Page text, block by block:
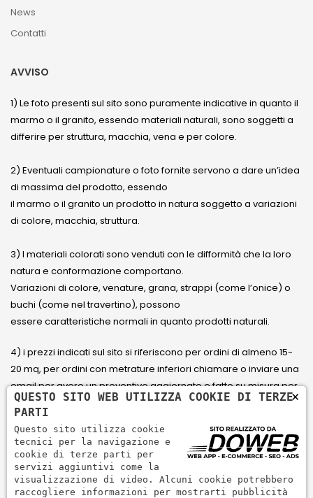
News
Contatti
AVVISO
1) Le foto presenti sul sito sono puramente indicative in quanto il
marmo o il granito, essendo materiali naturali, sono soggetti a
differire per struttura, macchia, vena e per colore.
2) Eventuali campionature o foto fornite servono a dare un’idea
di massima del prodotto, essendo
il marmo o il granito un prodotto in natura soggetto a variazioni
di colore, macchia, struttura.
3) I materiali colorati sono venduti con le difformità che la loro
natura e conformazione comportano.
Variazioni di colore, venature, grana, strappi (come l’onice) o
buchi (come nel travertino), possono
essere caratteristiche normali in quanto prodotti naturali.
4) i prezzi indicati sul sito si riferiscono per ordini di almeno 15-
20 mq, per ordini con metrature inferiori chiamare o inviare una
email per avere un preventivo aggiornato e fatto su misura per
il cliente.
5) Paga con Carta di credito Visa, Visa Electron, Maestro,
Mastercard tramite il circuito PayPal. PayPal serve per pagare,
inviare denaro e accettare pagamenti in modo rapido,
semplice e sicuro.
×
QUESTO SITO WEB UTILIZZA COOKIE DI TERZE
PARTI
Questo sito utilizza cookie
tecnici per la navigazione e
cookie di terze parti per
servizi aggiuntivi come la
visualizzazione di video. Alcuni cookie potrebbero
raccogliere informazioni per mostrarti pubblicità